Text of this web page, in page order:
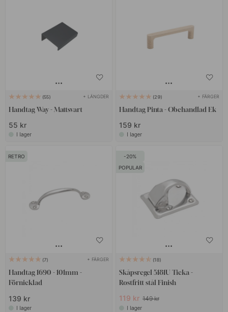
55 + LÄNGDER
Handtag Way - Mattsvart
55 kr
I lager
29 + FÄRGER
Handtag Pinta - Obehandlad Ek
159 kr
I lager
RETRO
7 + FÄRGER
Handtag 1690 - 101mm -
Förnicklad
139 kr
I lager
20
POPULAR
18
Skåpsregel 5181U Ticka -
Rostfritt stål Finish
119 kr 149 kr
I lager